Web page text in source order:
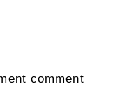
comment